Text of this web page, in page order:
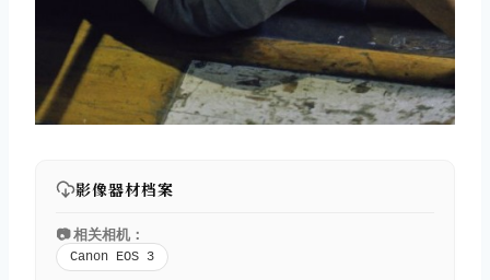
影像器材档案
📷 相关相机：
Canon EOS 3